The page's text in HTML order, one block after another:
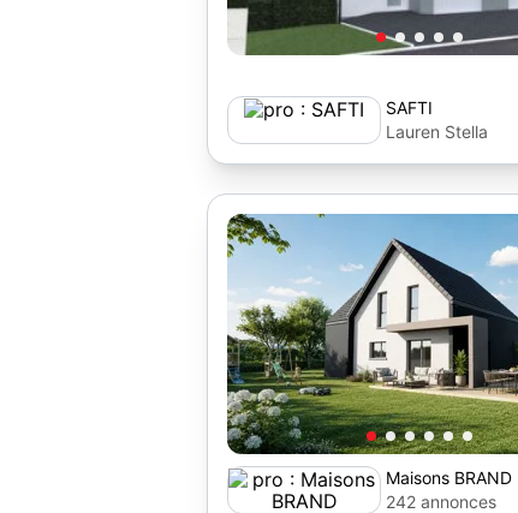
SAFTI
Lauren Stella
Maisons BRAND
242 annonces